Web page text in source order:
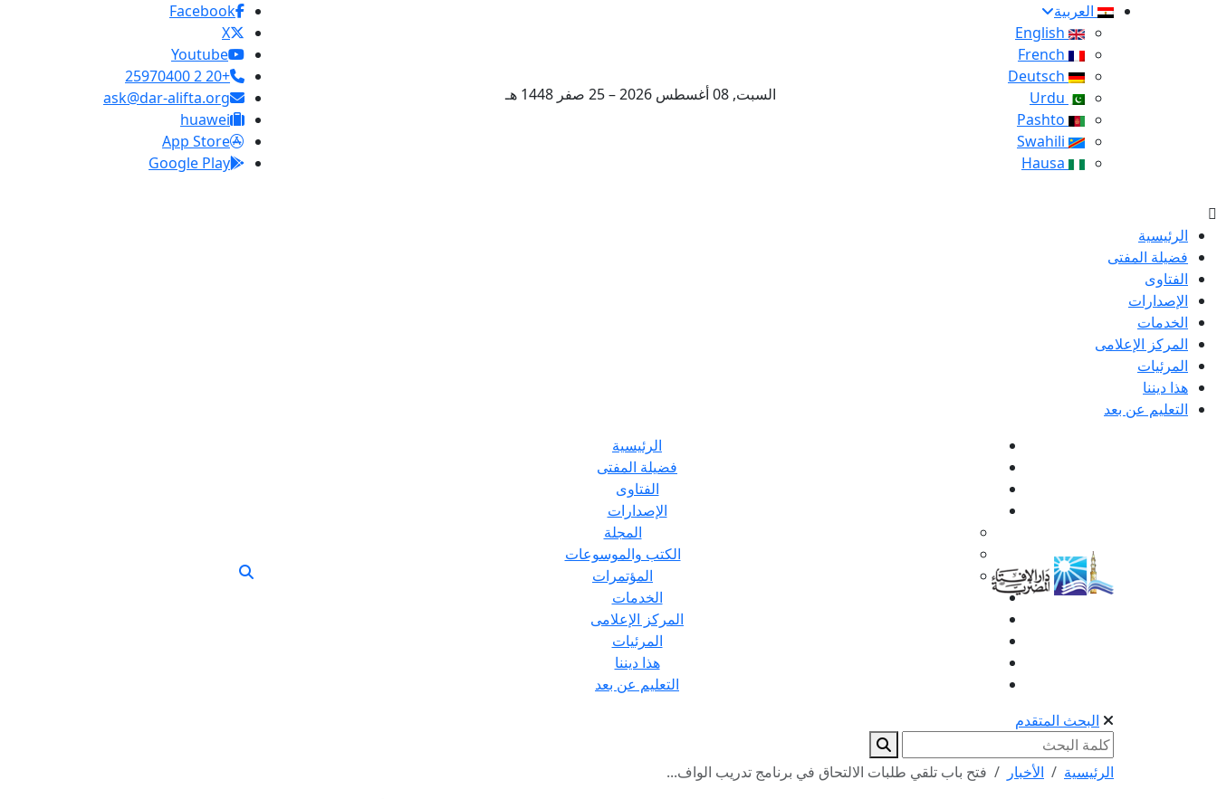
العربية
السبت, 08 أغسطس 2026 – 25 صفر 1448 هـ
Facebook
X
Youtube
+20 2 25970400
ask@dar-alifta.org
huawei
App Store
Google Play
الرئيسية
فضيلة المفتى
الفتاوى
الإصدارات
الخدمات
المركز الإعلامى
المرئيات
هذا ديننا
التعليم عن بعد
الرئيسية
فضيلة المفتى
الفتاوى
الإصدارات
المجلة
الكتب والموسوعات
المؤتمرات
الخدمات
المركز الإعلامى
المرئيات
هذا ديننا
التعليم عن بعد
البحث المتقدم
الرئيسية الأخبار
فتح باب تلقي طلبات الالتحاق في برنامج تدريب الواف...